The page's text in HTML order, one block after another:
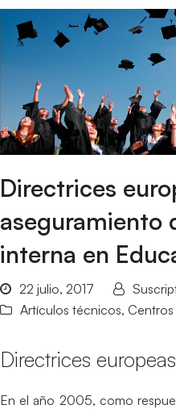
Directrices
aseguramiento
interna en
22 julio, 2017
Artículos técnicos,
Directrices
En el año 2005, como